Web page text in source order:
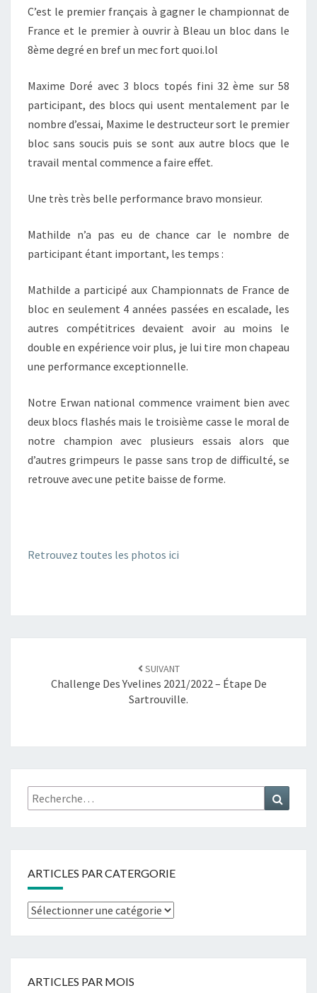
C’est le premier français à gagner le championnat de
France et le premier à ouvrir à Bleau un bloc dans le
8ème degré en bref un mec fort quoi.lol
Maxime Doré avec 3 blocs topés fini 32 ème sur 58
participant, des blocs qui usent mentalement par le
nombre d’essai, Maxime le destructeur sort le premier
bloc sans soucis puis se sont aux autre blocs que le
travail mental commence a faire effet.
Une très très belle performance bravo monsieur.
Mathilde n’a pas eu de chance car le nombre de
participant étant important, les temps :
Mathilde a participé aux Championnats de France de
bloc en seulement 4 années passées en escalade, les
autres compétitrices devaient avoir au moins le
double en expérience voir plus, je lui tire mon chapeau
une performance exceptionnelle.
Notre Erwan national commence vraiment bien avec
deux blocs flashés mais le troisième casse le moral de
notre champion avec plusieurs essais alors que
d’autres grimpeurs le passe sans trop de difficulté, se
retrouve avec une petite baisse de forme.
Retrouvez toutes les photos ici
SUIVANT
Challenge Des Yvelines 2021/2022 – Étape De
Sartrouville.
ARTICLES PAR CATERGORIE
ARTICLES PAR MOIS